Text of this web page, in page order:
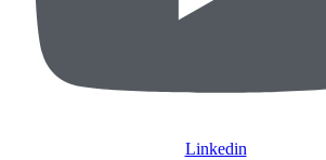
Linkedin